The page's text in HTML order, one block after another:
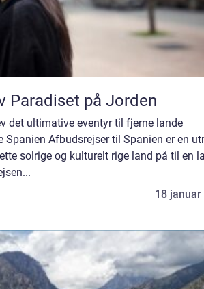
Paradiset på Jorden
det ultimative eventyr til fjerne lande
Afbudsrejser til Spanien er en
solrige og kulturelt rige land på til en
18 januar